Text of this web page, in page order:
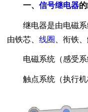
一、 信号继电器
继电器是由电磁系
由铁芯、 线圈 、衔铁
电磁系统（感受系
触点系统（执行机